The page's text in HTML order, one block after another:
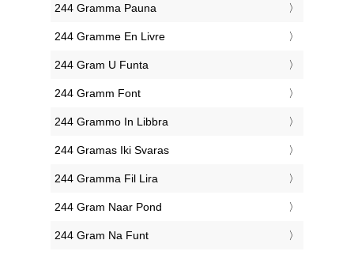
‎244 Gramma Pauna
‎244 Gramme En Livre
‎244 Gram U Funta
‎244 Gramm Font
‎244 Grammo In Libbra
‎244 Gramas Iki Svaras
‎244 Gramma Fil Lira
‎244 Gram Naar Pond
‎244 Gram Na Funt